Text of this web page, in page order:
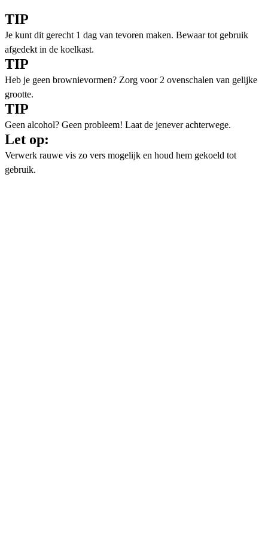
TIP
Je kunt dit gerecht 1 dag van tevoren maken. Bewaar tot gebruik
afgedekt in de koelkast.
TIP
Heb je geen brownievormen? Zorg voor 2 ovenschalen van gelijke
grootte.
TIP
Geen alcohol? Geen probleem! Laat de jenever achterwege.
Let op:
Verwerk rauwe vis zo vers mogelijk en houd hem gekoeld tot
gebruik.